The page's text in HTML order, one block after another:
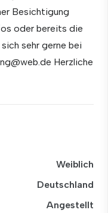
Besichtigung
oder bereits die
sehr gerne bei
Herzliche
Weiblich
Deutschland
Angestellt